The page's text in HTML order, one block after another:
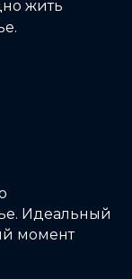
жить
Идеальный
момент